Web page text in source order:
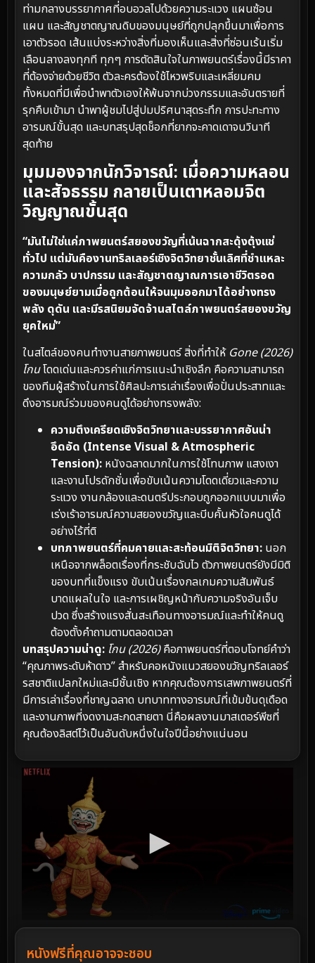
ท่ามกลางบรรยากาศที่อบอวลไปด้วยความระแวง แผนซ้อน
แผน และสัญชาตญาณดิบของมนุษย์ที่ถูกปลุกขึ้นมาเพื่อการ
เอาตัวรอด เส้นแบ่งระหว่างสิ่งที่มองเห็นและสิ่งที่ซ่อนเร้นเริ่ม
เลือนลางลงทุกที ทุกๆ การตัดสินใจในภาพยนตร์เรื่องนี้มีราคา
ที่ต้องจ่ายด้วยชีวิต ตัวละครต้องใช้ไหวพริบและเหลี่ยมคม
ทั้งหมดที่มีเพื่อนำพาตัวเองให้พ้นจากบ่วงกรรมและอันตรายที่
รุกคืบเข้ามา นำพาผู้ชมไปสู่ปมปริศนาสุดระทึก การปะทะทาง
อารมณ์ขั้นสุด และบทสรุปสุดช็อกที่ยากจะคาดเดาจนวินาที
สุดท้าย
มุมมองจากนักวิจารณ์: เมื่อความหลอน
และสัจธรรม กลายเป็นเตาหลอมจิต
วิญญาณขั้นสุด
“มันไม่ใช่แค่ภาพยนตร์สยองขวัญที่เน้นฉากสะดุ้งตุ้งแช่
ทั่วไป แต่มันคืองานทริลเลอร์เชิงจิตวิทยาชั้นเลิศที่ชำแหละ
ความกลัว บาปกรรม และสัญชาตญาณการเอาชีวิตรอด
ของมนุษย์ยามเมื่อถูกต้อนให้จนมุมออกมาได้อย่างทรง
พลัง ดุดัน และมีรสนิยมจัดจ้านสไตล์ภาพยนตร์สยองขวัญ
ยุคใหม่”
ในสไตล์ของคนทำงานสายภาพยนตร์ สิ่งที่ทำให้ Gone (2026)
โกนโดดเด่นและควรค่าแก่การแนะนำเชิงลึก คือความสามารถ
ของทีมผู้สร้างในการใช้ศิลปะการเล่าเรื่องเพื่อปั่นประสาทและ
ดึงอารมณ์ร่วมของคนดูได้อย่างทรงพลัง:
ความตึงเครียดเชิงจิตวิทยาและบรรยากาศอันน่า
อึดอัด (Intense Visual & Atmospheric
Tension): หนังฉลาดมากในการใช้โทนภาพ แสงเงา
และงานโปรดักชั่นเพื่อขับเน้นความโดดเดี่ยวและความ
ระแวง งานกล้องและดนตรีประกอบถูกออกแบบมาเพื่อ
เร่งเร้าอารมณ์ความสยองขวัญและบีบคั้นหัวใจคนดูได้
อย่างไร้ที่ติ
บทภาพยนตร์ที่คมคายและสะท้อนมิติจิตวิทยา: นอก
เหนือจากพล็อตเรื่องที่กระชับฉับไว ตัวภาพยนตร์ยังมีมิติ
ของบทที่แข็งแรง ขับเน้นเรื่องกลเกมความสัมพันธ์
บาดแผลในใจ และการเผชิญหน้ากับความจริงอันเจ็บ
ปวด ซึ่งสร้างแรงสั่นสะเทือนทางอารมณ์และทำให้คนดู
ต้องตั้งคำถามตามตลอดเวลา
บทสรุปความน่าดู: โกน (2026)คือภาพยนตร์ที่ตอบโจทย์คำว่า
“คุณภาพระดับห้าดาว” สำหรับคอหนังแนวสยองขวัญทริลเลอร์
รสชาติแปลกใหม่และมีชั้นเชิง หากคุณต้องการเสพภาพยนตร์ที่
มีการเล่าเรื่องที่ชาญฉลาด บทบาททางอารมณ์ที่เข้มข้นดุเดือด
และงานภาพที่งดงามสะกดสายตา นี่คือผลงานมาสเตอร์พีซที่
คุณต้องลิสต์ไว้เป็นอันดับหนึ่งในใจปีนี้อย่างแน่นอน
หนังฟรีที่คุณอาจจะชอบ